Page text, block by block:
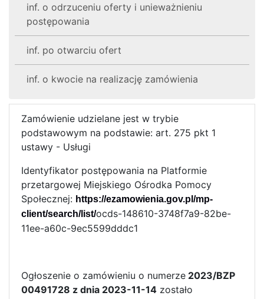
inf. o odrzuceniu oferty i unieważnieniu
postępowania
inf. po otwarciu ofert
inf. o kwocie na realizację zamówienia
Zamówienie udzielane jest w trybie
podstawowym na podstawie: art. 275 pkt 1
ustawy - Usługi
Identyfikator postępowania na Platformie
przetargowej Miejskiego Ośrodka Pomocy
Społecznej: https://ezamowienia.gov.pl/mp-
client/search/list/ocds-148610-3748f7a9-82be-
11ee-a60c-9ec5599dddc1
Ogłoszenie o zamówieniu o numerze 2023/BZP
00491728 z dnia 2023-11-14 zostało